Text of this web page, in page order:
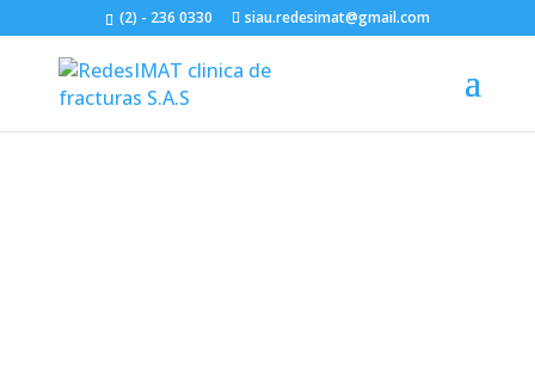
(2) - 236 0330 siau.redesimat@gmail.com